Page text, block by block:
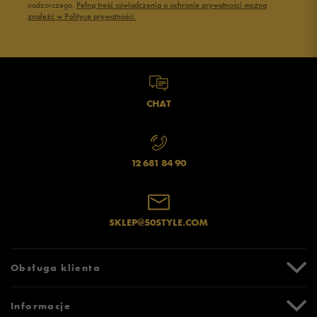
Buty Fila damskie
Buty Reebok damskie
Buty damskie 37
nadzorczego. Pełną treść oświadczenia o ochronie prywatności można
znaleźć w Polityce prywatności.
CHAT
12 681 84 90
SKLEP@50STYLE.COM
Obsługa klienta
Informacje